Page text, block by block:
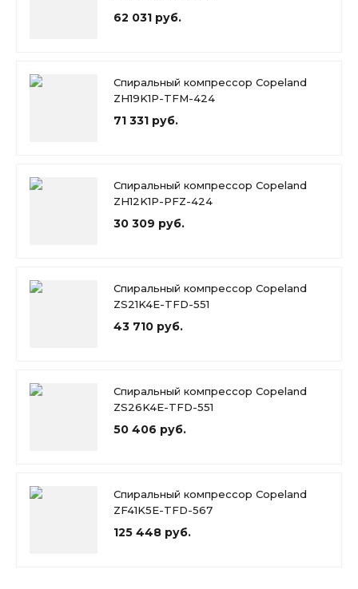
62 031 руб.
Спиральный компрессор Copeland
ZH19K1P-TFM-424
71 331 руб.
Спиральный компрессор Copeland
ZH12K1P-PFZ-424
30 309 руб.
Спиральный компрессор Copeland
ZS21K4E-TFD-551
43 710 руб.
Спиральный компрессор Copeland
ZS26K4E-TFD-551
50 406 руб.
Спиральный компрессор Copeland
ZF41K5E-TFD-567
125 448 руб.